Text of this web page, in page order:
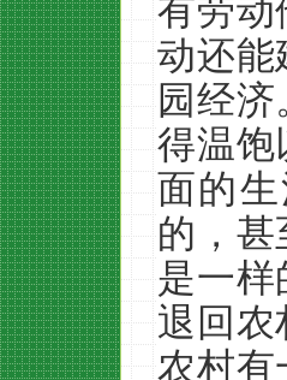
动还
园经
得温
面的
的，
是一
退回
农村